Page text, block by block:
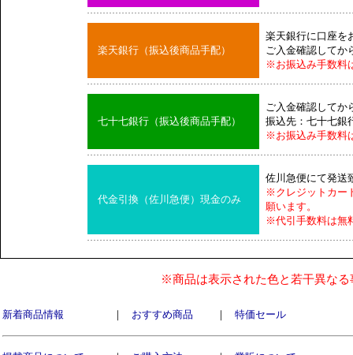
楽天銀行（振込後商品手配）
楽天銀行に口座を
ご入金確認してか
※お振込み手数料
七十七銀行（振込後商品手配）
ご入金確認してか
振込先：七十七銀
※お振込み手数料
代金引換（佐川急便）現金のみ
佐川急便にて発送
※クレジットカー
願います。
※代引手数料は無
※商品は表示された色と若干異な
新着商品情報 ｜ おすすめ商品 ｜ 特価セール